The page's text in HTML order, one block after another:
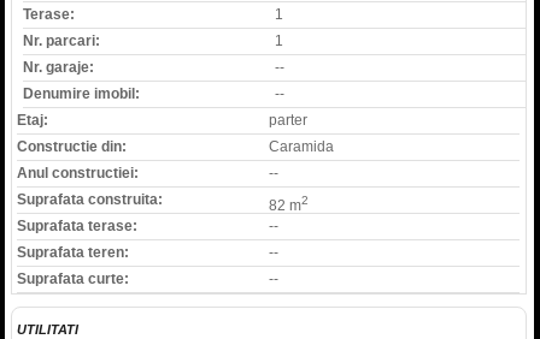
Terase:
1
Nr. parcari:
1
Nr. garaje:
--
Denumire imobil:
--
Etaj:
parter
Constructie din:
Caramida
Anul constructiei:
--
Suprafata construita:
82 m2
Suprafata terase:
--
Suprafata teren:
--
Suprafata curte:
--
UTILITATI